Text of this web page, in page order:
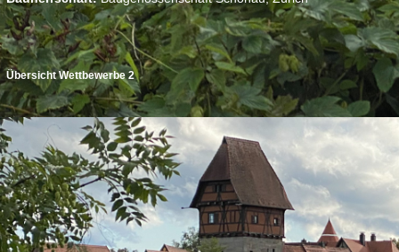
Übersicht Wettbewerbe 2